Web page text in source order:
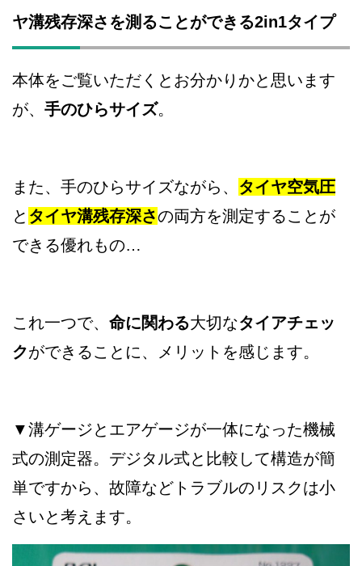
ヤ溝残存深さを測ることができる2in1タイプ
本体をご覧いただくとお分かりかと思います
が、 手のひらサイズ。
また、手のひらサイズながら、 タイヤ空気圧
と タイヤ溝残存深さの両方を測定することが
できる優れもの…
これ一つで、 命に関わる大切なタイアチェッ
クができることに、メリットを感じます。
▼溝ゲージとエアゲージが一体になった機械
式の測定器。デジタル式と比較して構造が簡
単ですから、故障などトラブルのリスクは小
さいと考えます。